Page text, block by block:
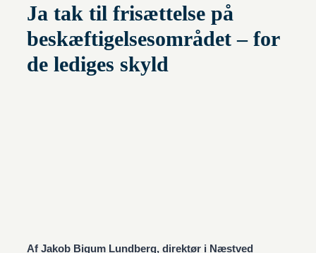
Ja tak til frisættelse på
beskæftigelsesområdet – for
de lediges skyld
Af Jakob Bigum Lundberg, direktør i Næstved